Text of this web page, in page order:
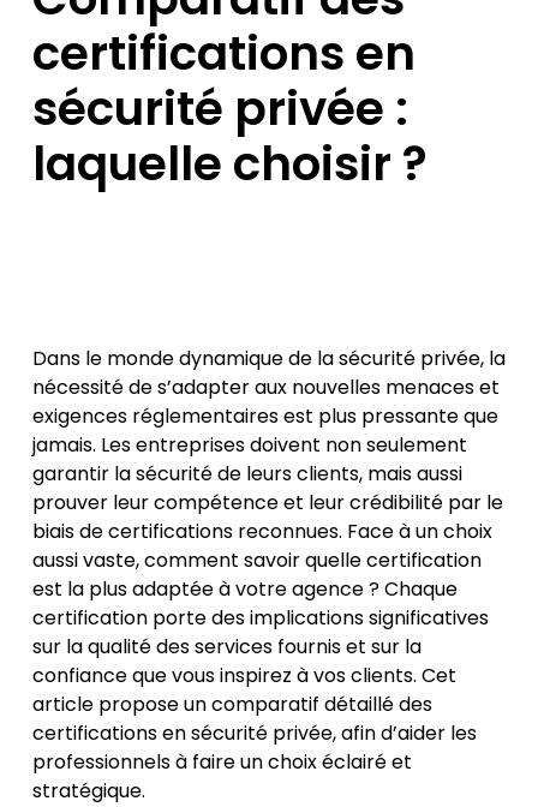
certifications en
sécurité privée :
laquelle choisir ?
Dans le monde dynamique de la sécurité privée, la
nécessité de s’adapter aux nouvelles menaces et
exigences réglementaires est plus pressante que
jamais. Les entreprises doivent non seulement
garantir la sécurité de leurs clients, mais aussi
prouver leur compétence et leur crédibilité par le
biais de certifications reconnues. Face à un choix
aussi vaste, comment savoir quelle certification
est la plus adaptée à votre agence ? Chaque
certification porte des implications significatives
sur la qualité des services fournis et sur la
confiance que vous inspirez à vos clients. Cet
article propose un comparatif détaillé des
certifications en sécurité privée, afin d’aider les
professionnels à faire un choix éclairé et
stratégique.